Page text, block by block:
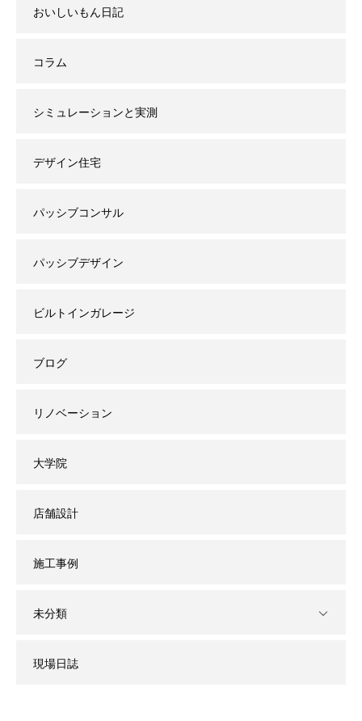
おいしいもん日記
コラム
シミュレーションと実測
デザイン住宅
パッシブコンサル
パッシブデザイン
ビルトインガレージ
ブログ
リノベーション
大学院
店舗設計
施工事例
未分類
現場日誌